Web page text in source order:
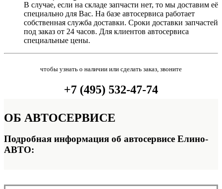
В случае, если на складе запчасти нет, то мы доставим её
специально для Вас. На базе автосервиса работает
собственная служба доставки. Сроки доставки запчастей
под заказ от 24 часов. Для клиентов автосервиса
специальные цены.
чтобы узнать о наличии или сделать заказ, звоните
+7 (495) 532-47-74
ОБ АВТОСЕРВИСЕ
Подробная информация об автосервисе Елино-
АВТО: